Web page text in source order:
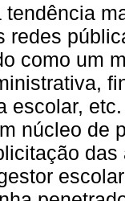
tendência
redes
como um
escolar,
núcleo de